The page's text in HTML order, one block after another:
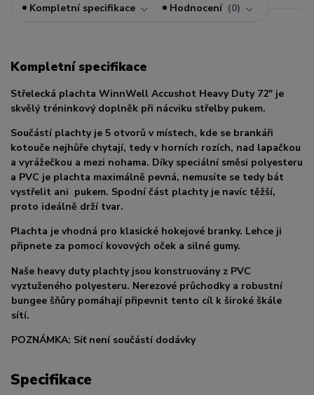
Kompletní specifikace Hodnocení 0
Kompletní specifikace
Střelecká plachta WinnWell Accushot Heavy Duty 72" je
skvělý tréninkový doplněk při nácviku střelby pukem.
Součástí plachty je 5 otvorů v místech, kde se brankáři
kotouče nejhůře chytají, tedy v horních rozích, nad lapačkou
a vyrážečkou a mezi nohama. Díky speciální směsi polyesteru
a PVC je plachta maximálně pevná, nemusíte se tedy bát
vystřelit ani pukem. Spodní část plachty je navíc těžší,
proto ideálně drží tvar.
Plachta je vhodná pro klasické hokejové branky. Lehce ji
připnete za pomocí kovových oček a silné gumy.
Naše heavy duty plachty jsou konstruovány z PVC
vyztuženého polyesteru. Nerezové průchodky a robustní
bungee šňůry pomáhají připevnit tento cíl k široké škále
sítí.
POZNÁMKA: Síť není součástí dodávky
Specifikace